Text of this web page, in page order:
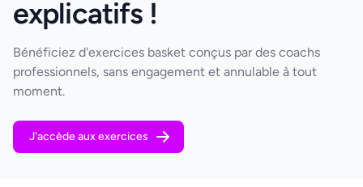
explicatifs !
Bénéficiez d'exercices basket conçus par des coachs
professionnels, sans engagement et annulable à tout
moment.
J'accède aux exercices